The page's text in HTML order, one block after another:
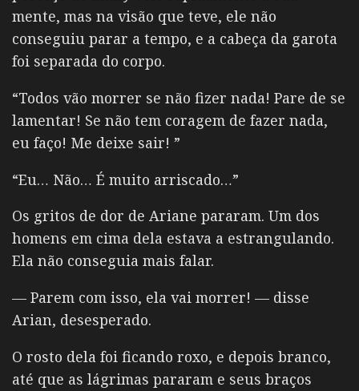
mente, mas na visão que teve, ele não
conseguiu parar a tempo, e a cabeça da garota
foi separada do corpo.
“Todos vão morrer se não fizer nada! Pare de se
lamentar! Se não tem coragem de fazer nada,
eu faço! Me deixe sair! ”
“Eu… Não… É muito arriscado…”
Os gritos de dor de Ariane pararam. Um dos
homens em cima dela estava a estrangulando.
Ela não conseguia mais falar.
— Parem com isso, ela vai morrer! — disse
Arian, desesperado.
O rosto dela foi ficando roxo, e depois branco,
até que as lágrimas pararam e seus braços